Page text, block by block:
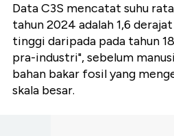
Data C3S mencatat suhu
tahun 2024 adalah 1,6
tinggi daripada pada tahun
pra-industri", sebelum
bahan bakar fosil yang
skala besar.